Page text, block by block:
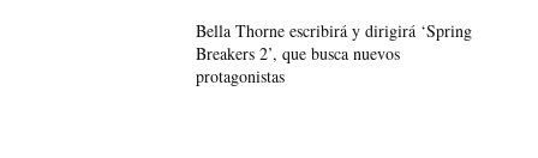
Bella Thorne escribirá y dirigirá ‘Spring
Breakers 2’, que busca nuevos
protagonistas